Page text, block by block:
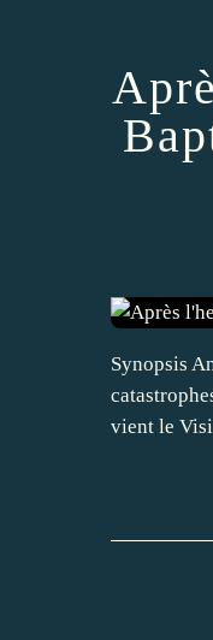
Synopsis
vient le